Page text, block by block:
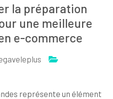
la préparation
une meilleure
e-commerce
représente un élément